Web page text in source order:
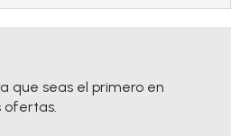
que seas el primero en
ofertas.